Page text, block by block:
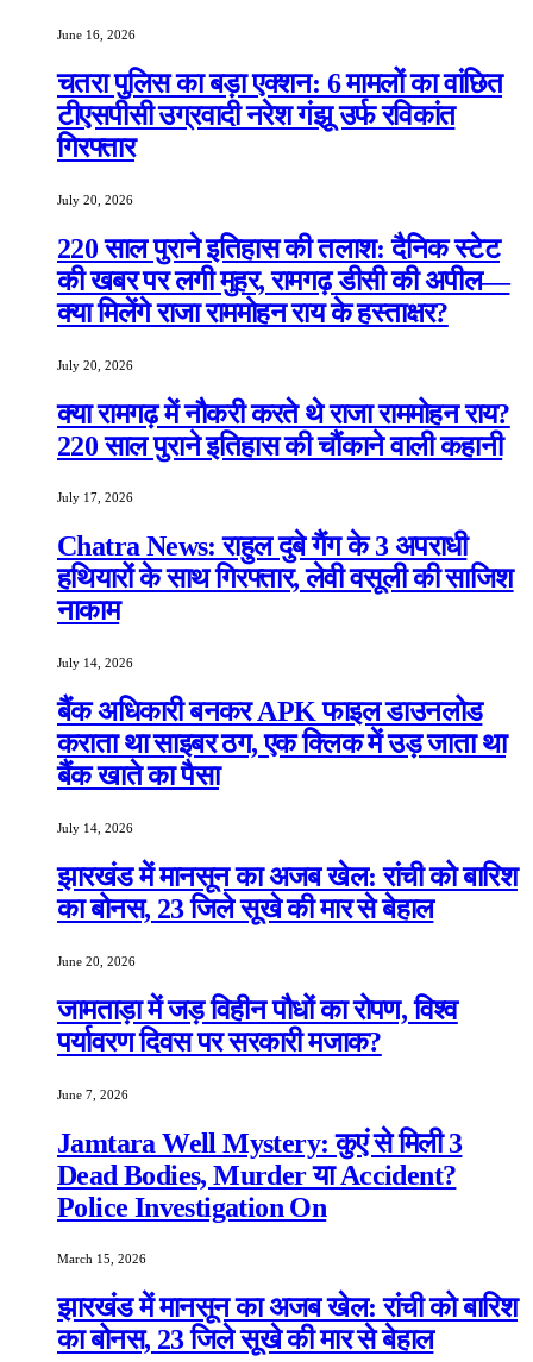
June 16, 2026
चतरा पुलिस का बड़ा एक्शन: 6 मामलों का वांछित
टीएसपीसी उग्रवादी नरेश गंझू उर्फ रविकांत
गिरफ्तार
July 20, 2026
220 साल पुराने इतिहास की तलाश: दैनिक स्टेट
की खबर पर लगी मुहर, रामगढ़ डीसी की अपील—
क्या मिलेंगे राजा राममोहन राय के हस्ताक्षर?
July 20, 2026
क्या रामगढ़ में नौकरी करते थे राजा राममोहन राय?
220 साल पुराने इतिहास की चौंकाने वाली कहानी
July 17, 2026
Chatra News: राहुल दुबे गैंग के 3 अपराधी
हथियारों के साथ गिरफ्तार, लेवी वसूली की साजिश
नाकाम
July 14, 2026
बैंक अधिकारी बनकर APK फाइल डाउनलोड
कराता था साइबर ठग, एक क्लिक में उड़ जाता था
बैंक खाते का पैसा
July 14, 2026
झारखंड में मानसून का अजब खेल: रांची को बारिश
का बोनस, 23 जिले सूखे की मार से बेहाल
June 20, 2026
जामताड़ा में जड़ विहीन पौधों का रोपण, विश्व
पर्यावरण दिवस पर सरकारी मजाक?
June 7, 2026
Jamtara Well Mystery: कुएं से मिली 3
Dead Bodies, Murder या Accident?
Police Investigation On
March 15, 2026
झारखंड में मानसून का अजब खेल: रांची को बारिश
का बोनस, 23 जिले सूखे की मार से बेहाल